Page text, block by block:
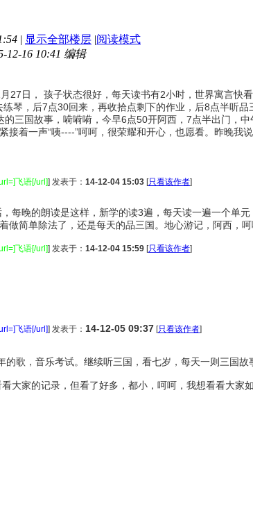
| 显示全部楼层 |阅读模式
12-16 10:41 编辑
27日， 孩子状态很好，每天读书有2小时，世界寓言快
琴，后7点30回来，再收拾点剩下的作业，后8点半听
的三国故事，嗬嗬嗬，今早6点50开阿西，7点半出门，
接着一声“咦----”呵呵，很荣耀和开心，也愿看。昨晚
飞语[/url]] 发表于： 14-12-04 15:03 [只看该作者]
每晚的朗读是这样，新学的读3遍，每天读一遍一个单
做简单除法了，还是每天的品三国。地心游记，阿西，
飞语[/url]] 发表于： 14-12-04 15:59 [只看该作者]
飞语[/url]] 发表于： 14-12-05 09:37 [只看该作者]
的歌，音乐考试。继续听三国，看七岁，每天一则三国
大家的记录，但看了好多，都小，呵呵，我想看看大家